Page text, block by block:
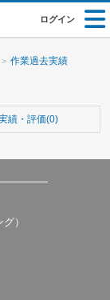
ログイン
作業過去実績
績・評価(0)
）